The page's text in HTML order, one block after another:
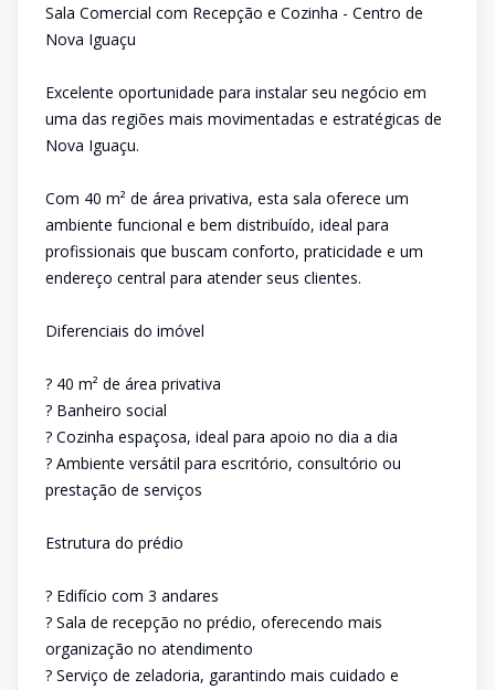
Sala Comercial com Recepção e Cozinha - Centro de
Nova Iguaçu
Excelente oportunidade para instalar seu negócio em
uma das regiões mais movimentadas e estratégicas de
Nova Iguaçu.
Com 40 m² de área privativa, esta sala oferece um
ambiente funcional e bem distribuído, ideal para
profissionais que buscam conforto, praticidade e um
endereço central para atender seus clientes.
Diferenciais do imóvel
? 40 m² de área privativa
? Banheiro social
? Cozinha espaçosa, ideal para apoio no dia a dia
? Ambiente versátil para escritório, consultório ou
prestação de serviços
Estrutura do prédio
? Edifício com 3 andares
? Sala de recepção no prédio, oferecendo mais
organização no atendimento
? Serviço de zeladoria, garantindo mais cuidado e